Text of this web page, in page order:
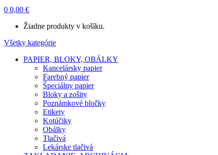
0 0,00 €
Žiadne produkty v košíku.
Všetky kategórie
PAPIER, BLOKY, OBÁLKY
Kancelársky papier
Farebný papier
Špeciálny papier
Bloky a zošity
Poznámkové bločky
Etikety
Kotúčiky
Obálky
Tlačivá
Lekárske tlačivá